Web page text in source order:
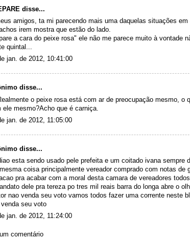
disse...
amigos, ta mi parecendo mais uma daquelas situações
irem mostra que estão do lado.
a cara do peixe rosa" ele não me parece muito à vontade
quintal...
jan. de 2012, 10:41:00
disse...
o peixe rosa está com ar de preocupação mesmo, o
ele mesmo?Acho que é carniça.
jan. de 2012, 11:05:00
disse...
esta sendo usado pele prefeita e um coitado ivana sempre
coisa principalmente vereador comprado com notas de
pra acabar com a moral desta camara de vereadores
dele pra tereza po tres mil reais barra do longa abre o
nao venda seu voto vamos todos fazer uma corrente neste
seu voto
jan. de 2012, 11:24:00
comentário